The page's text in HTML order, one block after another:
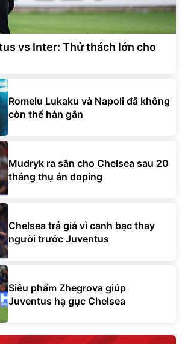
vs Inter: Thử thách lớn cho
Romelu Lukaku và Napoli đã không
còn thể hàn gắn
Mudryk ra sân cho Chelsea sau 20
tháng thụ án doping
Chelsea trả giá vì canh bạc thay
người trước Juventus
Siêu phẩm Zhegrova giúp
Juventus hạ gục Chelsea